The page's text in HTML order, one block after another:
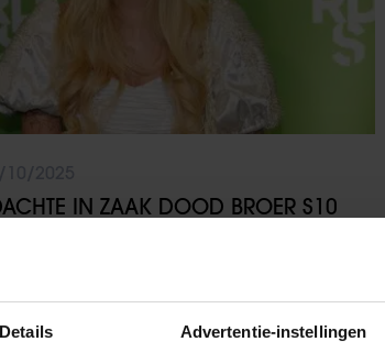
Details Advertentie-instellingen
IN ZAAK DOOD BROER S10